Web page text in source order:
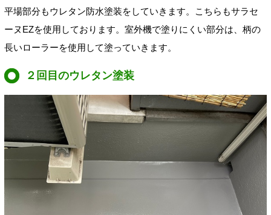
平場部分もウレタン防水塗装をしていきます。こちらもサラセ
ーヌEZを使用しております。室外機で塗りにくい部分は、柄の
長いローラーを使用して塗っていきます。
２回目のウレタン塗装